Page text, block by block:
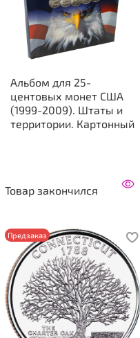
Альбом для 25-
центовых монет США
(1999-2009). Штаты и
территории. Картонный
Товар закончился
Предзаказ